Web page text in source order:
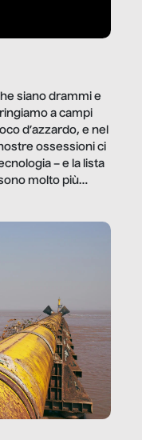
siano drammi e
a campi
d’azzardo, e nel
ossessioni ci
– e la lista
molto più
vediamo